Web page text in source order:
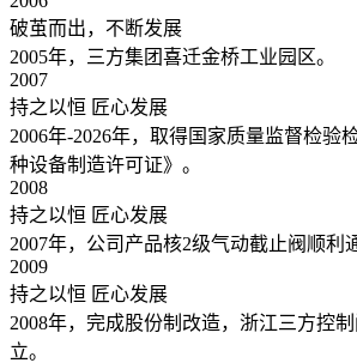
破茧而出，不断发展
2005年，三方集团喜迁金桥工业园区。
2007
持之以恒 匠心发展
2006年-2026年，取得国家质量监督检验
种设备制造许可证》。
2008
持之以恒 匠心发展
2007年，公司产品核2级气动截止阀顺利
2009
持之以恒 匠心发展
2008年，完成股份制改造，浙江三方控
立。